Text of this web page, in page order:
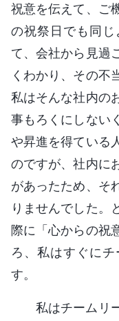
祝意を伝えて、ご
の祝祭日でも同
て、会社から見過
くわかり、その不
私はそんな社内の
事もろくにしない
や昇進を得ている
のですが、社内に
があったため、そ
りませんでした。
際に「心からの祝
ろ、私はすぐに
す。
私はチームリ